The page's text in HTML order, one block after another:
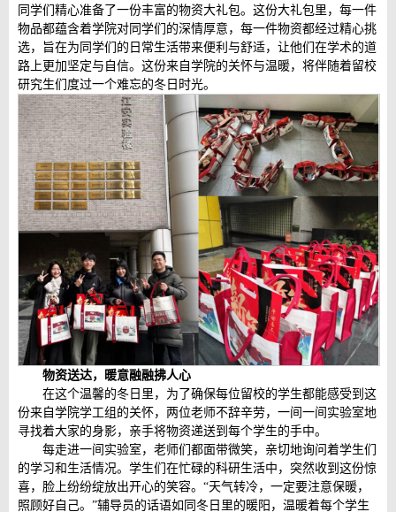
同学们精心准备了一份丰富的物资大礼包。这份大礼包里，每一件
物品都蕴含着学院对同学们的深情厚意，每一件物资都经过精心挑
选，旨在为同学们的日常生活带来便利与舒适，让他们在学术的道
路上更加坚定与自信。这份来自学院的关怀与温暖，将伴随着留校
研究生们度过一个难忘的冬日时光。
物资送达，暖意融融拂人心
在这个温馨的冬日里，为了确保每位留校的学生都能感受到这
份来自学院学工组的关怀，两位老师不辞辛劳，一间一间实验室地
寻找着大家的身影，亲手将物资递送到每个学生的手中。
每走进一间实验室，老师们都面带微笑，亲切地询问着学生们
的学习和生活情况。学生们在忙碌的科研生活中，突然收到这份惊
喜，脸上纷纷绽放出开心的笑容。“天气转冷，一定要注意保暖，
照顾好自己。”辅导员的话语如同冬日里的暖阳，温暖着每个学生